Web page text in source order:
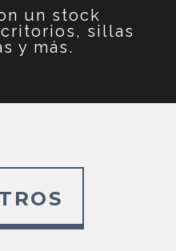
un stock
sillas
y más.